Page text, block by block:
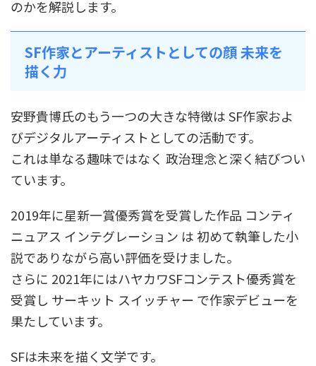
のかを解説します。
SF作家とアーティストとしての顔 未来を
描く力
安野貴博氏のもう一つの大きな特徴は SF作家およ
びデジタルアーティストとしての活動です。
これは単なる趣味ではなく 政治理念と深く結びつい
ています。
2019年に星新一賞優秀賞を受賞した作品 コンティ
ニュアス インテグレーション は 初めて執筆した小
説でありながら高い評価を受けました。
さらに 2021年にはハヤカワSFコンテスト優秀賞を
受賞し サーキット スイッチャー で作家デビューを
果たしています。
SFは未来を描く文学です。